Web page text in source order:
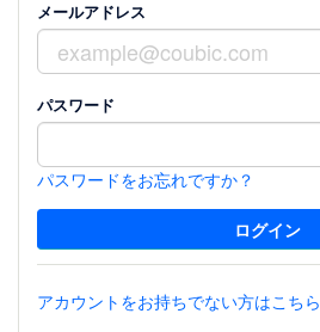
メールアドレス
パスワード
パスワードをお忘れですか？
アカウントをお持ちでない方はこちら